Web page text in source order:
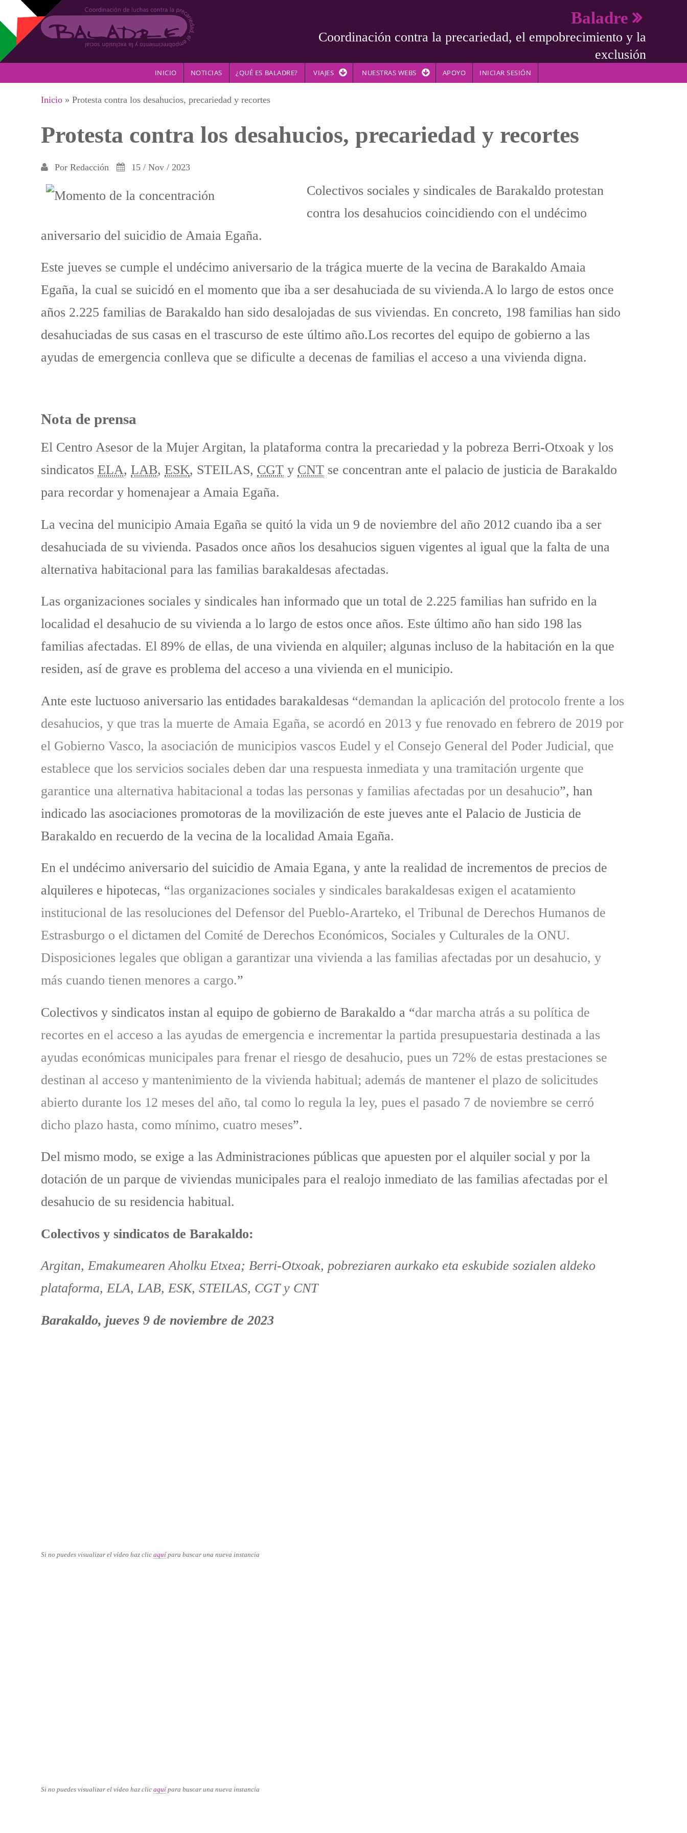
Pasar al contenido principal
Baladre
Coordinación contra la precariedad, el empobrecimiento y la
exclusión
INICIO NOTICIAS ¿QUÉ ES BALADRE? VIAJES NUESTRAS WEBS APOYO INICIAR SESIÓN
Se encuentra usted aquí
Inicio » Protesta contra los desahucios, precariedad y recortes
Protesta contra los desahucios, precariedad y recortes
Por Redacción 15 / Nov / 2023
Colectivos sociales y sindicales de Barakaldo protestan
contra los desahucios coincidiendo con el undécimo
aniversario del suicidio de Amaia Egaña.
Este jueves se cumple el undécimo aniversario de la trágica muerte de la vecina de Barakaldo Amaia
Egaña, la cual se suicidó en el momento que iba a ser desahuciada de su vivienda.A lo largo de estos once
años 2.225 familias de Barakaldo han sido desalojadas de sus viviendas. En concreto, 198 familias han sido
desahuciadas de sus casas en el trascurso de este último año.Los recortes del equipo de gobierno a las
ayudas de emergencia conlleva que se dificulte a decenas de familias el acceso a una vivienda digna.
Nota de prensa
El Centro Asesor de la Mujer Argitan, la plataforma contra la precariedad y la pobreza Berri-Otxoak y los
sindicatos ELA, LAB, ESK, STEILAS, CGT y CNT se concentran ante el palacio de justicia de Barakaldo
para recordar y homenajear a Amaia Egaña.
La vecina del municipio Amaia Egaña se quitó la vida un 9 de noviembre del año 2012 cuando iba a ser
desahuciada de su vivienda. Pasados once años los desahucios siguen vigentes al igual que la falta de una
alternativa habitacional para las familias barakaldesas afectadas.
Las organizaciones sociales y sindicales han informado que un total de 2.225 familias han sufrido en la
localidad el desahucio de su vivienda a lo largo de estos once años. Este último año han sido 198 las
familias afectadas. El 89% de ellas, de una vivienda en alquiler; algunas incluso de la habitación en la que
residen, así de grave es problema del acceso a una vivienda en el municipio.
Ante este luctuoso aniversario las entidades barakaldesas “demandan la aplicación del protocolo frente a los
desahucios, y que tras la muerte de Amaia Egaña, se acordó en 2013 y fue renovado en febrero de 2019 por
el Gobierno Vasco, la asociación de municipios vascos Eudel y el Consejo General del Poder Judicial, que
establece que los servicios sociales deben dar una respuesta inmediata y una tramitación urgente que
garantice una alternativa habitacional a todas las personas y familias afectadas por un desahucio”, han
indicado las asociaciones promotoras de la movilización de este jueves ante el Palacio de Justicia de
Barakaldo en recuerdo de la vecina de la localidad Amaia Egaña.
En el undécimo aniversario del suicidio de Amaia Egana, y ante la realidad de incrementos de precios de
alquileres e hipotecas, “las organizaciones sociales y sindicales barakaldesas exigen el acatamiento
institucional de las resoluciones del Defensor del Pueblo-Ararteko, el Tribunal de Derechos Humanos de
Estrasburgo o el dictamen del Comité de Derechos Económicos, Sociales y Culturales de la ONU.
Disposiciones legales que obligan a garantizar una vivienda a las familias afectadas por un desahucio, y
más cuando tienen menores a cargo.”
Colectivos y sindicatos instan al equipo de gobierno de Barakaldo a “dar marcha atrás a su política de
recortes en el acceso a las ayudas de emergencia e incrementar la partida presupuestaria destinada a las
ayudas económicas municipales para frenar el riesgo de desahucio, pues un 72% de estas prestaciones se
destinan al acceso y mantenimiento de la vivienda habitual; además de mantener el plazo de solicitudes
abierto durante los 12 meses del año, tal como lo regula la ley, pues el pasado 7 de noviembre se cerró
dicho plazo hasta, como mínimo, cuatro meses”.
Del mismo modo, se exige a las Administraciones públicas que apuesten por el alquiler social y por la
dotación de un parque de viviendas municipales para el realojo inmediato de las familias afectadas por el
desahucio de su residencia habitual.
Colectivos y sindicatos de Barakaldo:
Argitan, Emakumearen Aholku Etxea; Berri-Otxoak, pobreziaren aurkako eta eskubide sozialen aldeko
plataforma, ELA, LAB, ESK, STEILAS, CGT y CNT
Barakaldo, jueves 9 de noviembre de 2023
Si no puedes visualizar el vídeo haz clic aquípara buscar una nueva instancia
Si no puedes visualizar el vídeo haz clic aquípara buscar una nueva instancia